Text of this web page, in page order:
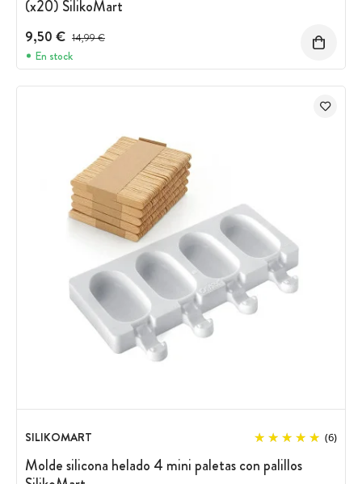
(x20) SilikoMart
9,50 € Precio antes del descuento
14,99 €
En stock
SILIKOMART (6)
Molde silicona helado 4 mini paletas con palillos